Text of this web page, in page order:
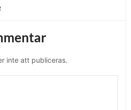
inte att publiceras.